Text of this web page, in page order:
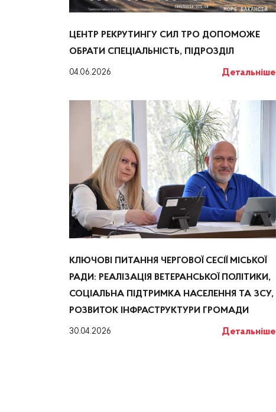
ЦЕНТР РЕКРУТИНГУ СИЛ ТРО ДОПОМОЖЕ
ОБРАТИ СПЕЦІАЛЬНІСТЬ, ПІДРОЗДІЛ
04.06.2026 Детальніше
КЛЮЧОВІ ПИТАННЯ ЧЕРГОВОЇ СЕСІЇ МІСЬКОЇ
РАДИ: РЕАЛІЗАЦІЯ ВЕТЕРАНСЬКОЇ ПОЛІТИКИ,
СОЦІАЛЬНА ПІДТРИМКА НАСЕЛЕННЯ ТА ЗСУ,
РОЗВИТОК ІНФРАСТРУКТУРИ ГРОМАДИ
30.04.2026 Детальніше